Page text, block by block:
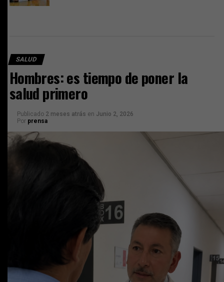
SALUD
Hombres: es tiempo de poner la
salud primero
Publicado 2 meses atrás en Junio 2, 2026
Por prensa